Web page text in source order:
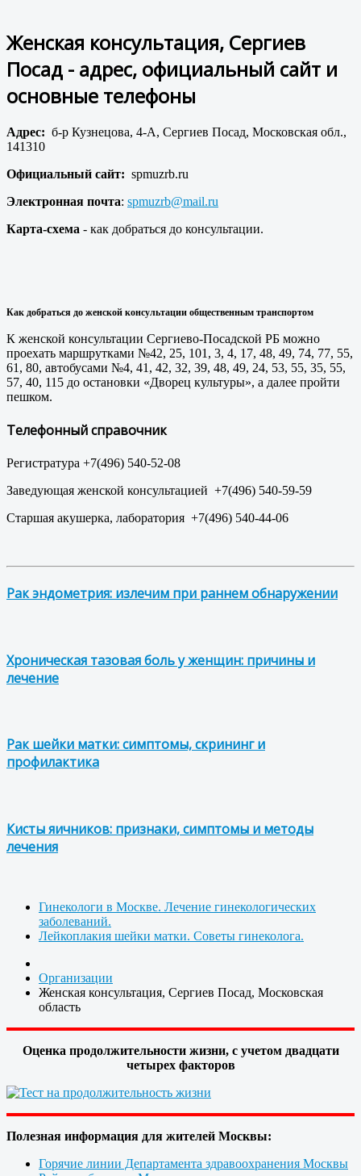
Женская консультация, Сергиев
Посад - адрес, официальный сайт и
основные телефоны
Адрес: б-р Кузнецова, 4-А, Сергиев Посад, Московская обл.,
141310
Официальный сайт: spmuzrb.ru
Электронная почта: spmuzrb@mail.ru
Карта-схема - как добраться до консультации.
Как добраться до женской консультации общественным транспортом
К женской консультации Сергиево-Посадской РБ можно
проехать маршрутками №42, 25, 101, 3, 4, 17, 48, 49, 74, 77, 55,
61, 80, автобусами №4, 41, 42, 32, 39, 48, 49, 24, 53, 55, 35, 55,
57, 40, 115 до остановки «Дворец культуры», а далее пройти
пешком.
Телефонный справочник
Регистратура +7(496) 540-52-08
Заведующая женской консультацией +7(496) 540-59-59
Старшая акушерка, лаборатория +7(496) 540-44-06
Рак эндометрия: излечим при раннем обнаружении
Хроническая тазовая боль у женщин: причины и
лечение
Рак шейки матки: симптомы, скрининг и
профилактика
Кисты яичников: признаки, симптомы и методы
лечения
Гинекологи в Москве. Лечение гинекологических
заболеваний.
Лейкоплакия шейки матки. Советы гинеколога.
Организации
Женская консультация, Сергиев Посад, Московская
область
Оценка продолжительности жизни, с учетом двадцати
четырех факторов
Полезная информация для жителей Москвы:
Горячие линии Департамента здравоохранения Москвы